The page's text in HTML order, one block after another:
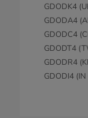
GDODK4
GDODA4
GDODC4
GDODT4
GDODR4
GDODI4